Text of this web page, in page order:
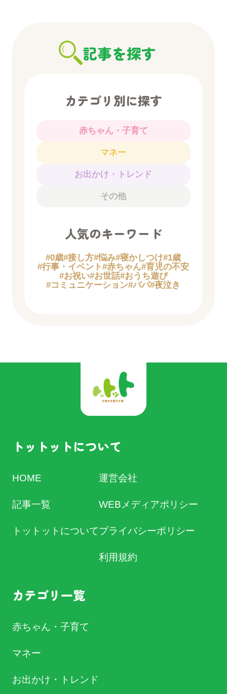
記事を探す
カテゴリ別に探す
赤ちゃん・子育て
マネー
お出かけ・トレンド
その他
人気のキーワード
#0歳#接し方#悩み#寝かしつけ#1歳
#行事・イベント#赤ちゃん#育児の不安
#お祝い#お世話#おうち遊び
#コミュニケーション#パパ#夜泣き
トットットについて
HOME
記事一覧
トットットについて
運営会社
WEBメディアポリシー
プライバシーポリシー
利用規約
カテゴリ一覧
赤ちゃん・子育て
マネー
お出かけ・トレンド